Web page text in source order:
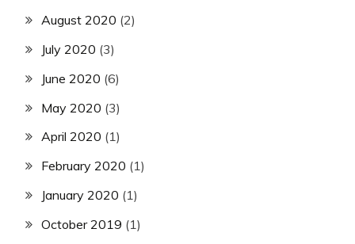
August 2020 (2)
July 2020 (3)
June 2020 (6)
May 2020 (3)
April 2020 (1)
February 2020 (1)
January 2020 (1)
October 2019 (1)